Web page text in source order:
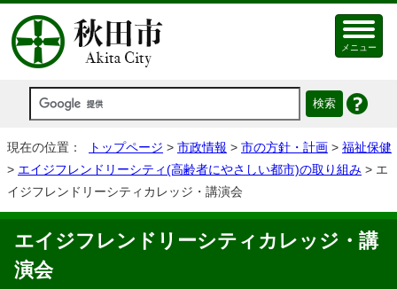
メニュー
現在の位置： トップページ > 市政情報 > 市の方針・計画 > 福祉保健
> エイジフレンドリーシティ(高齢者にやさしい都市)の取り組み > エ
イジフレンドリーシティカレッジ・講演会
エイジフレンドリーシティカレッジ・講
演会